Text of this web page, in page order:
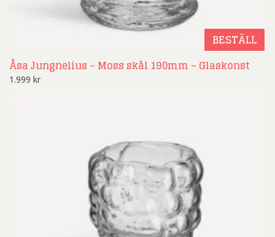
BESTÄLL
Åsa Jungnelius – Moss skål 190mm – Glaskonst
1.999 kr